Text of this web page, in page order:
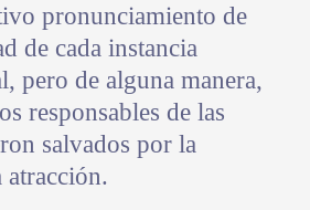
pronunciamiento de
de cada instancia
pero de alguna manera,
responsables de las
salvados por la
atracción.